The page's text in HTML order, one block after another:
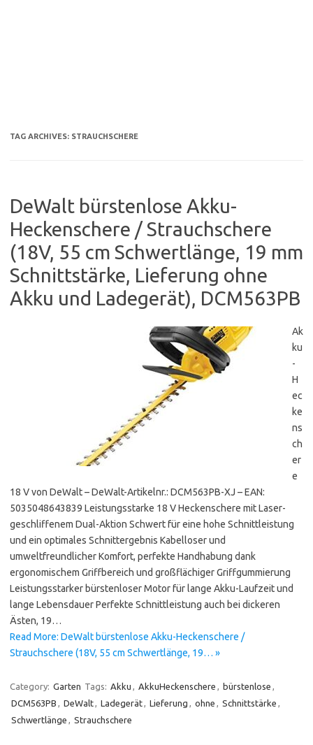
TAG ARCHIVES: STRAUCHSCHERE
DeWalt bürstenlose Akku-
Heckenschere / Strauchschere
(18V, 55 cm Schwertlänge, 19 mm
Schnittstärke, Lieferung ohne
Akku und Ladegerät), DCM563PB
Ak
ku
-
H
ec
ke
ns
ch
er
e
18 V von DeWalt – DeWalt-Artikelnr.: DCM563PB-XJ – EAN:
5035048643839 Leistungsstarke 18 V Heckenschere mit Laser-
geschliffenem Dual-Aktion Schwert für eine hohe Schnittleistung
und ein optimales Schnittergebnis Kabelloser und
umweltfreundlicher Komfort, perfekte Handhabung dank
ergonomischem Griffbereich und großflächiger Griffgummierung
Leistungsstarker bürstenloser Motor für lange Akku-Laufzeit und
lange Lebensdauer Perfekte Schnittleistung auch bei dickeren
Ästen, 19…
Read More: DeWalt bürstenlose Akku-Heckenschere /
Strauchschere (18V, 55 cm Schwertlänge, 19… »
Category: Garten Tags: Akku , AkkuHeckenschere , bürstenlose ,
DCM563PB , DeWalt, Ladegerät, Lieferung , ohne , Schnittstärke ,
Schwertlänge , Strauchschere